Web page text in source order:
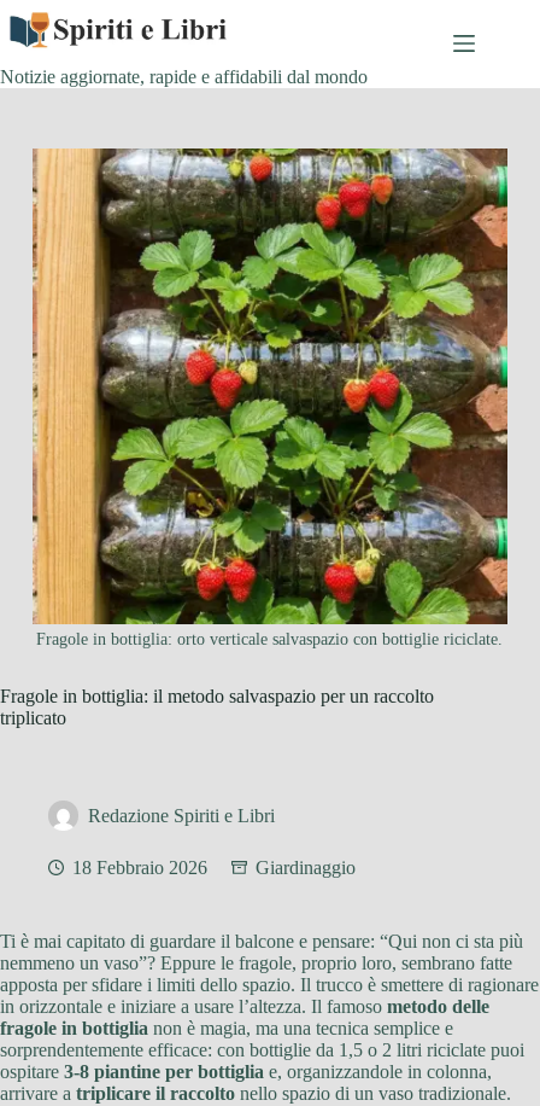
Salta
contenuto
Notizie aggiornate, rapide e affidabili dal mondo
Fragole in bottiglia: orto verticale salvaspazio con bottiglie riciclate.
Fragole in bottiglia: il metodo salvaspazio per un raccolto
triplicato
Redazione Spiriti e Libri
18 Febbraio 2026 Giardinaggio
Ti è mai capitato di guardare il balcone e pensare: “Qui non ci sta più
nemmeno un vaso”? Eppure le fragole, proprio loro, sembrano fatte
apposta per sfidare i limiti dello spazio. Il trucco è smettere di ragionare
in orizzontale e iniziare a usare l’altezza. Il famoso metodo delle
fragole in bottiglia non è magia, ma una tecnica semplice e
sorprendentemente efficace: con bottiglie da 1,5 o 2 litri riciclate puoi
ospitare 3-8 piantine per bottiglia e, organizzandole in colonna,
arrivare a triplicare il raccolto nello spazio di un vaso tradizionale.